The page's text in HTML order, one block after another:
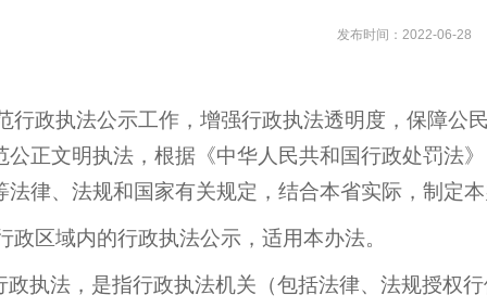
发布时间：2022-06-28
行政执法公示工作，增强行政执法透明度，保障公
公正文明执法，根据《中华人民共和国行政处罚法
律、法规和国家有关规定，结合本省实际，制定本
政区域内的行政执法公示，适用本办法。
政执法，是指行政执法机关（包括法律、法规授权